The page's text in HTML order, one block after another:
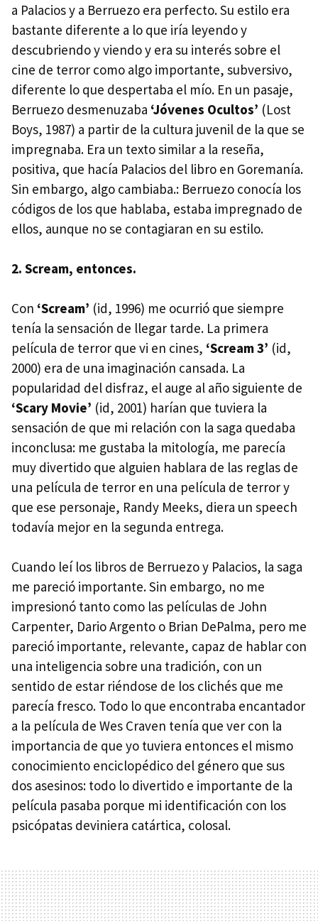
a Palacios y a Berruezo era perfecto. Su estilo era
bastante diferente a lo que iría leyendo y
descubriendo y viendo y era su interés sobre el
cine de terror como algo importante, subversivo,
diferente lo que despertaba el mío. En un pasaje,
Berruezo desmenuzaba ‘Jóvenes Ocultos’ (Lost
Boys, 1987) a partir de la cultura juvenil de la que se
impregnaba. Era un texto similar a la reseña,
positiva, que hacía Palacios del libro en Goremanía.
Sin embargo, algo cambiaba.: Berruezo conocía los
códigos de los que hablaba, estaba impregnado de
ellos, aunque no se contagiaran en su estilo.
2. Scream, entonces.
Con ‘Scream’ (id, 1996) me ocurrió que siempre
tenía la sensación de llegar tarde. La primera
película de terror que vi en cines, ‘Scream 3’ (id,
2000) era de una imaginación cansada. La
popularidad del disfraz, el auge al año siguiente de
‘Scary Movie’ (id, 2001) harían que tuviera la
sensación de que mi relación con la saga quedaba
inconclusa: me gustaba la mitología, me parecía
muy divertido que alguien hablara de las reglas de
una película de terror en una película de terror y
que ese personaje, Randy Meeks, diera un speech
todavía mejor en la segunda entrega.
Cuando leí los libros de Berruezo y Palacios, la saga
me pareció importante. Sin embargo, no me
impresionó tanto como las películas de John
Carpenter, Dario Argento o Brian DePalma, pero me
pareció importante, relevante, capaz de hablar con
una inteligencia sobre una tradición, con un
sentido de estar riéndose de los clichés que me
parecía fresco. Todo lo que encontraba encantador
a la película de Wes Craven tenía que ver con la
importancia de que yo tuviera entonces el mismo
conocimiento enciclopédico del género que sus
dos asesinos: todo lo divertido e importante de la
película pasaba porque mi identificación con los
psicópatas deviniera catártica, colosal.